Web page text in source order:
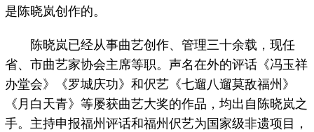
是陈晓岚创作的。
陈晓岚已经从事曲艺创作、管理三十余载，现任
省、市曲艺家协会主席等职。声名在外的评话《冯玉祥
办堂会》《罗城庆功》和伬艺《七遛八遛莫敌福州》
《月白天青》等屡获曲艺大奖的作品，均出自陈晓岚之
手。主持申报福州评话和福州伬艺为国家级非遗项目，